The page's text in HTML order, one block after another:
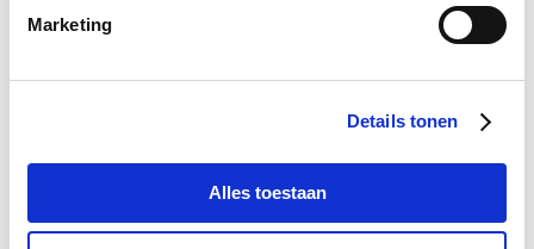
Marketing
Details tonen
Alles toestaan
Voeg toe aan winkeltas